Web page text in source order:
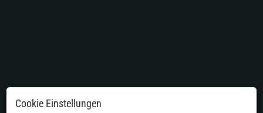
Cookie Einstellungen